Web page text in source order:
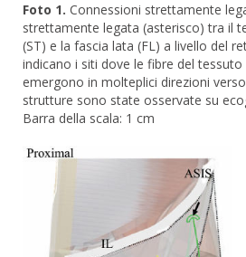
Foto 1. Connessioni strettamente
strettamente legata (asterisco) tra il
(ST) e la fascia lata (FL) a livello del
indicano i siti dove le fibre del
emergono in molteplici direzioni
strutture sono state osservate su
Barra della scala: 1 cm